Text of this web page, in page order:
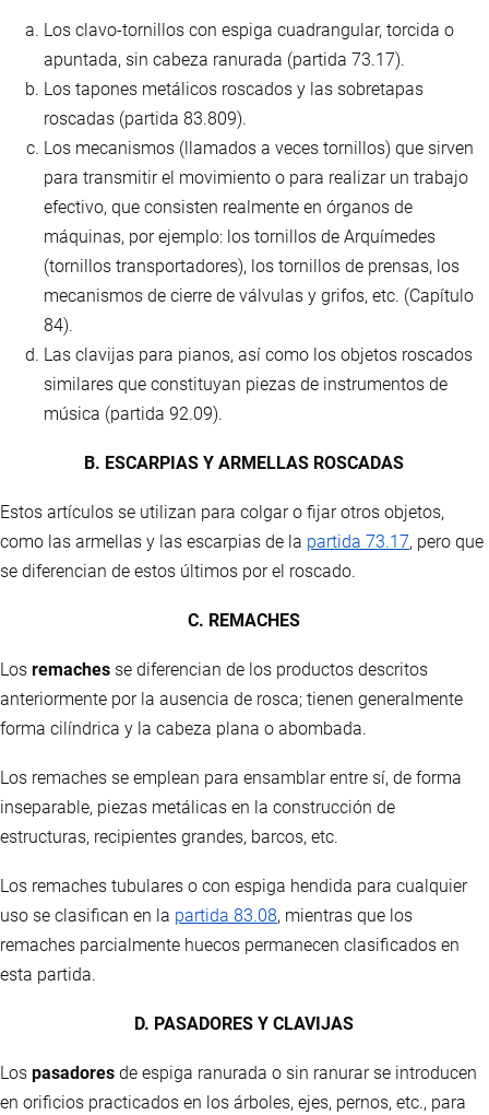
Los clavo-tornillos con espiga cuadrangular, torcida o
apuntada, sin cabeza ranurada (partida 73.17).
Los tapones metálicos roscados y las sobretapas
roscadas (partida 83.809).
Los mecanismos (llamados a veces tornillos) que sirven
para transmitir el movimiento o para realizar un trabajo
efectivo, que consisten realmente en órganos de
máquinas, por ejemplo: los tornillos de Arquímedes
(tornillos transportadores), los tornillos de prensas, los
mecanismos de cierre de válvulas y grifos, etc. (Capítulo
84).
Las clavijas para pianos, así como los objetos roscados
similares que constituyan piezas de instrumentos de
música (partida 92.09).
B. ESCARPIAS Y ARMELLAS ROSCADAS
Estos artículos se utilizan para colgar o fijar otros objetos,
como las armellas y las escarpias de la partida 73.17, pero que
se diferencian de estos últimos por el roscado.
C. REMACHES
Los remaches se diferencian de los productos descritos
anteriormente por la ausencia de rosca; tienen generalmente
forma cilíndrica y la cabeza plana o abombada.
Los remaches se emplean para ensamblar entre sí, de forma
inseparable, piezas metálicas en la construcción de
estructuras, recipientes grandes, barcos, etc.
Los remaches tubulares o con espiga hendida para cualquier
uso se clasifican en la partida 83.08, mientras que los
remaches parcialmente huecos permanecen clasificados en
esta partida.
D. PASADORES Y CLAVIJAS
Los pasadores de espiga ranurada o sin ranurar se introducen
en orificios practicados en los árboles, ejes, pernos, etc., para